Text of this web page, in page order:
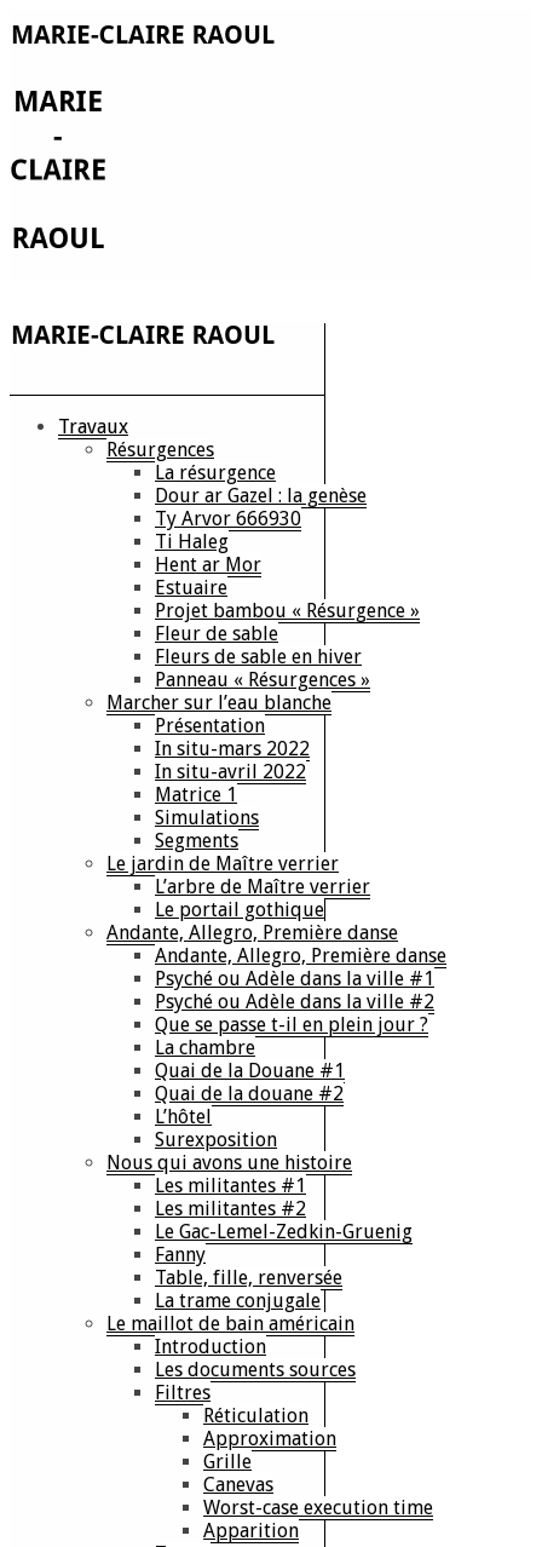
Travaux
Résurgences
La résurgence
Dour ar Gazel : la genèse
Ty Arvor 666930
Ti Haleg
Hent ar Mor
Estuaire
Projet bambou « Résurgence »
Fleur de sable
Fleurs de sable en hiver
Panneau « Résurgences »
Marcher sur l’eau blanche
Présentation
In situ-mars 2022
In situ-avril 2022
Matrice 1
Simulations
Segments
Le jardin de Maître verrier
L’arbre de Maître verrier
Le portail gothique
Andante, Allegro, Première danse
Andante, Allegro, Première danse
Psyché ou Adèle dans la ville #1
Psyché ou Adèle dans la ville #2
Que se passe t-il en plein jour ?
La chambre
Quai de la Douane #1
Quai de la douane #2
L’hôtel
Surexposition
Nous qui avons une histoire
Les militantes #1
Les militantes #2
Le Gac-Lemel-Zedkin-Gruenig
Fanny
Table, fille, renversée
La trame conjugale
Le maillot de bain américain
Introduction
Les documents sources
Filtres
Réticulation
Approximation
Grille
Canevas
Worst-case execution time
Apparition